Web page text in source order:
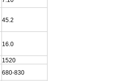
45.2
16.0
1520
680-830